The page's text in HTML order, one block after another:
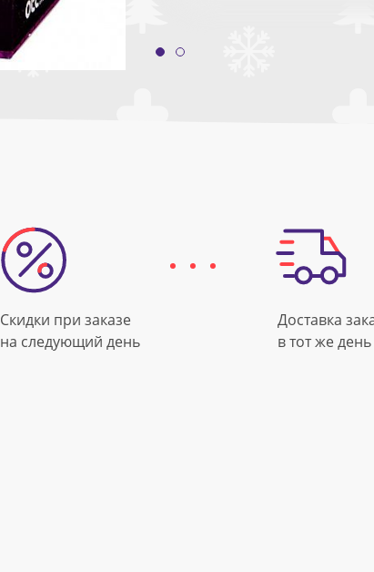
Скидки при заказе
на следующий день
Доставка
в тот же день